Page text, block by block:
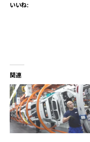
いいね:
関連